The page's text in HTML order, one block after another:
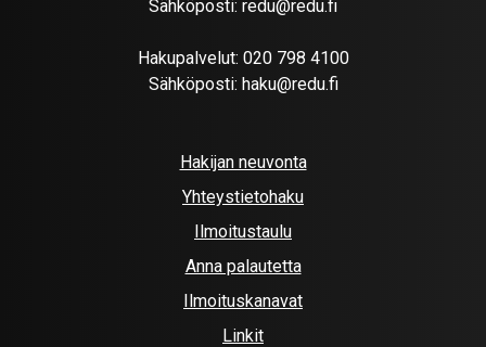
Sähköposti: redu@redu.fi
Hakupalvelut: 020 798 4100
Sähköposti: haku@redu.fi
Hakijan neuvonta
Yhteystietohaku
Ilmoitustaulu
Anna palautetta
Ilmoituskanavat
Linkit